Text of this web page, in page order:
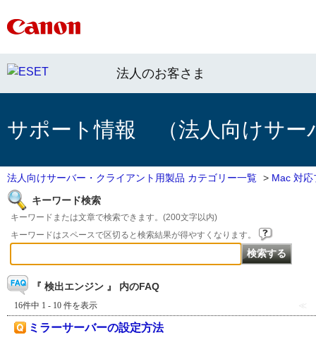
法人のお客さま
サポート情報 （法人向けサー
法人向けサーバー・クライアント用製品 カテゴリー一覧 > Mac 対応
キーワード検索
キーワードまたは文章で検索できます。(200文字以内)
キーワードはスペースで区切ると検索結果が得やすくなります。
『 検出エンジン 』 内のFAQ
16件中 1 - 10 件を表示 ≪
ミラーサーバーの設定方法